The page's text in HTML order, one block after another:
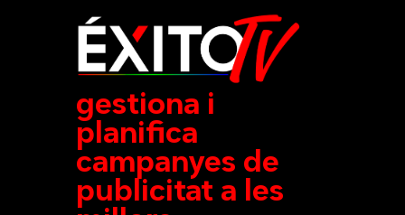
gestiona i
planifica
campanyes de
publicitat a les